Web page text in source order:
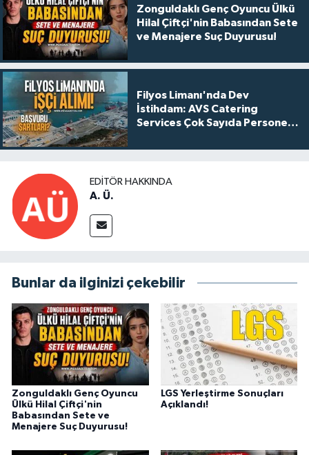
Zonguldaklı Genç Oyuncu Ülkü
Hilal Çiftçi'nin Babasından Sete
ve Menajere Suç Duyurusu!
Filyos Limanı'nda Dev
İstihdam: AVS Catering
Services Çok Sayıda Personel
EDITÖR HAKKINDA
A. Ü.
Bunlar da ilginizi çekebilir
Zonguldaklı Genç Oyuncu
Ülkü Hilal Çiftçi'nin
Babasından Sete ve
Menajere Suç Duyurusu!
LGS Yerleştirme Sonuçları
Açıklandı!